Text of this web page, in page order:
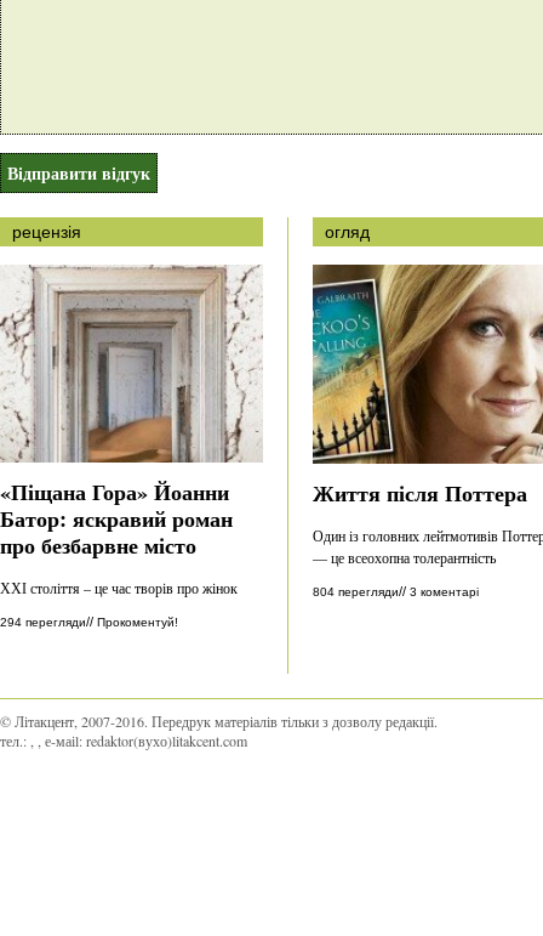
рецензія
«Піщана Гора» Йоанни
Батор: яскравий роман
про безбарвне місто
ХХІ століття – це час творів про жінок
294 перегляди// Прокоментуй!
огляд
Життя після Поттера
Один із головних лейтмотивів
— це всеохопна толерантність
804 перегляди// 3 коментарі
© Літакцент, 2007-2016. Передрук матеріалів тільки з дозволу редакції.
тел.:
, е-маіl:redaktor(вухо)litakcent.com